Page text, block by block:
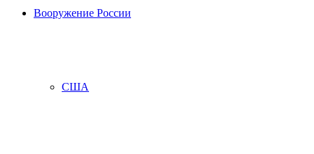
Вооружение России
США